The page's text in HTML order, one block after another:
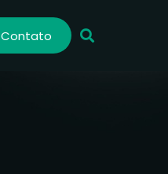
Contato